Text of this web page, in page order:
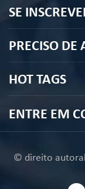
SE
PRECISO DE
HOT TAGS
ENTRE EM
© direito